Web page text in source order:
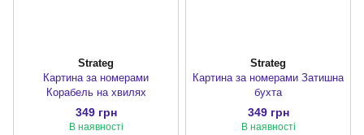
Strateg
Картина за номерами
Корабель на хвилях
349 грн
В наявності
Strateg
Картина за номерами Затишна
бухта
349 грн
В наявності